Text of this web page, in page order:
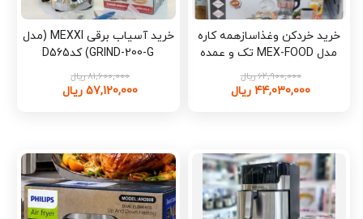
خرید خردکن وغذاسازهمه کاره
مدل MEX-FOOD تک و عمده
62,900,000 ریال
44,030,000 ریال
خرید آسیاب برقی MEXXI (مدل
GRIND-200-G) کدD565
81,600,000 ریال
57,120,000 ریال